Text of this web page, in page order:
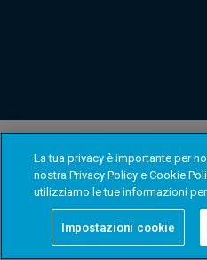
La tua privacy è importante per
nostra Privacy Policy e Cookie
utilizziamo le tue informazioni
Impostazioni cookie